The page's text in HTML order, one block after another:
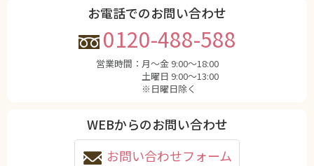
お電話でのお問い合わせ
0120-488-588
営業時間： 月〜金 9:00〜18:00
土曜日 9:00〜13:00
※日曜日除く
WEBからのお問い合わせ
お問い合わせフォーム